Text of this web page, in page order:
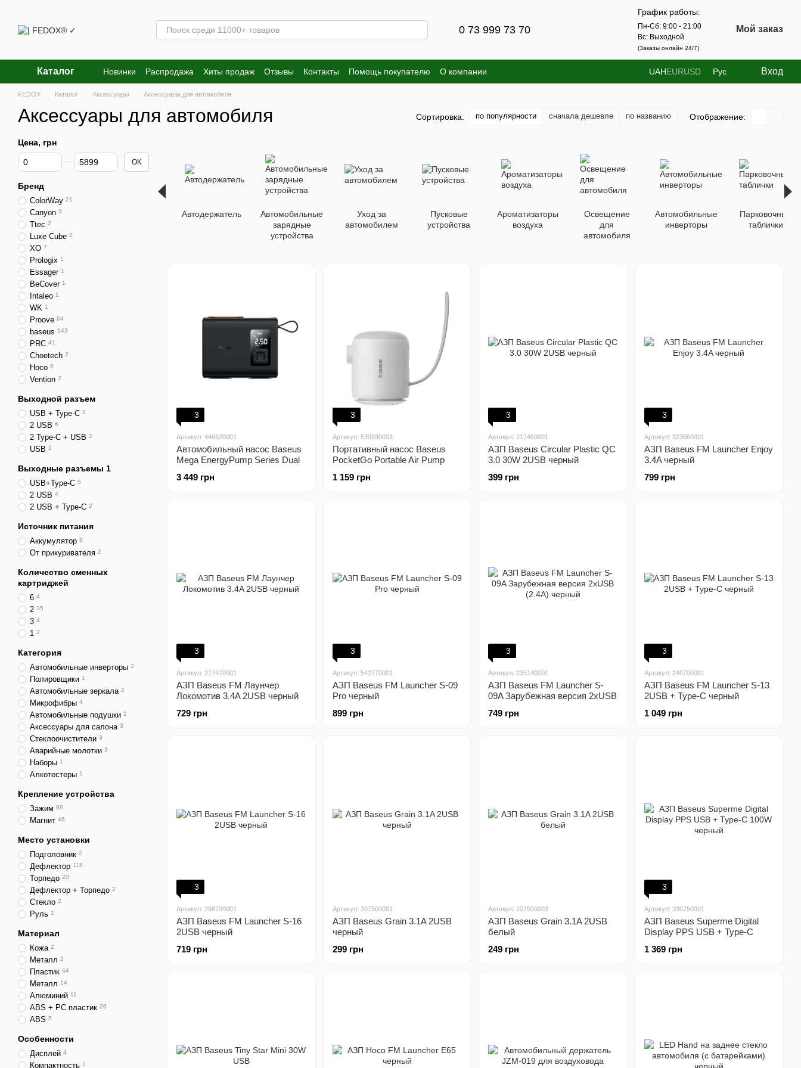
0 73 999 73 70
График работы:
Пн-Сб: 9:00 - 21:00
Вс: Выходной
(Заказы онлайн 24/7)
Мой заказ
Каталог Новинки Распродажа Хиты продаж Отзывы Контакты Помощь покупателю О компании UAHEURUSD Рус Вход
FEDOX Каталог Аксессуары Аксессуары для автомобиля
Аксессуары для автомобиля Сортировка: по популярности сначала дешевле по названию Отображение:
Автодержатель
Автомобильные
зарядные
устройства
Уход за
автомобилем
Пусковые
устройства
Ароматизаторы
воздуха
Освещение
для
автомобиля
Автомобильные
инверторы
Парковочные
таблички
3
Артикул: 446620001
Автомобильный насос Baseus
Mega EnergyPump Series Dual
3 449 грн
3
Артикул: 539930003
Портативный насос Baseus
PocketGo Portable Air Pump
1 159 грн
3
Артикул: 217460001
АЗП Baseus Circular Plastic QC
3.0 30W 2USB черный
399 грн
3
Артикул: 323660001
АЗП Baseus FM Launcher Enjoy
3.4A черный
799 грн
3
Артикул: 217470001
АЗП Baseus FM Лаунчер
Локомотив 3.4A 2USB черный
729 грн
3
Артикул: 542770001
АЗП Baseus FM Launcher S-09
Pro черный
899 грн
3
Артикул: 235140001
АЗП Baseus FM Launcher S-
09A Зарубежная версия 2xUSB
749 грн
3
Артикул: 240700001
АЗП Baseus FM Launcher S-13
2USB + Type-C черный
1 049 грн
3
Артикул: 298700001
АЗП Baseus FM Launcher S-16
2USB черный
719 грн
Артикул: 207500001
АЗП Baseus Grain 3.1A 2USB
черный
299 грн
Артикул: 207500003
АЗП Baseus Grain 3.1A 2USB
белый
249 грн
3
Артикул: 330750001
АЗП Baseus Superme Digital
Display PPS USB + Type-C
1 369 грн
Цена, грн
От Цена, грн
До Цена, грн ОК
Бренд
ColorWay 21
Canyon 3
Ttec 2
Luxe Cube 2
XO 7
Prologix 1
Essager 1
BeCover 1
Intaleo 1
WK 1
Proove 64
baseus 143
PRC 41
Choetech 2
Hoco 6
Vention 2
Выходной разъем
USB + Type-C 2
2 USB 6
2 Type-C + USB 2
USB 2
Выходные разъемы 1
USB+Type-C 5
2 USB 4
2 USB + Type-C 2
Источник питания
Аккумулятор 8
От прикуривателя 2
Количество сменных
картриджей
6 4
2 35
3 4
1 2
Категория
Автомобильные инверторы 2
Полировщики 1
Автомобильные зеркала 2
Микрофибры 4
Автомобильные подушки 2
Аксессуары для салона 3
Стеклоочистители 3
Аварийные молотки 3
Наборы 1
Алкотестеры 1
Крепление устройства
Зажим 88
Магнит 46
Место установки
Подголовник 2
Дефлектор 118
Торпедо 20
Дефлектор + Торпедо 2
Стекло 2
Руль 1
Материал
Кожа 2
Металл 2
Пластик 64
Металл 14
Алюминий 11
ABS + PC пластик 26
ABS 5
Особенности
Дисплей 4
Компактность 1